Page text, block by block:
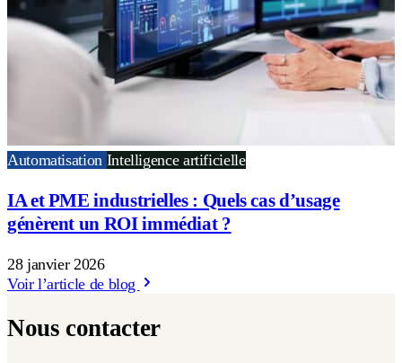
Automatisation Intelligence artificielle
IA et PME industrielles : Quels cas d’usage
génèrent un ROI immédiat ?
28 janvier 2026
Voir l’article de blog
Nous contacter